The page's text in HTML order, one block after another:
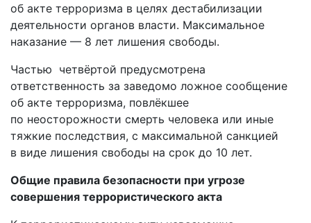
об акте терроризма в целях дестабилизации
деятельности органов власти. Максимальное
наказание — 8 лет лишения свободы.
Частью четвёртой предусмотрена
ответственность за заведомо ложное сообщение
об акте терроризма, повлёкшее
по неосторожности смерть человека или иные
тяжкие последствия, с максимальной санкцией
в виде лишения свободы на срок до 10 лет.
Общие правила безопасности при угрозе
совершения террористического акта